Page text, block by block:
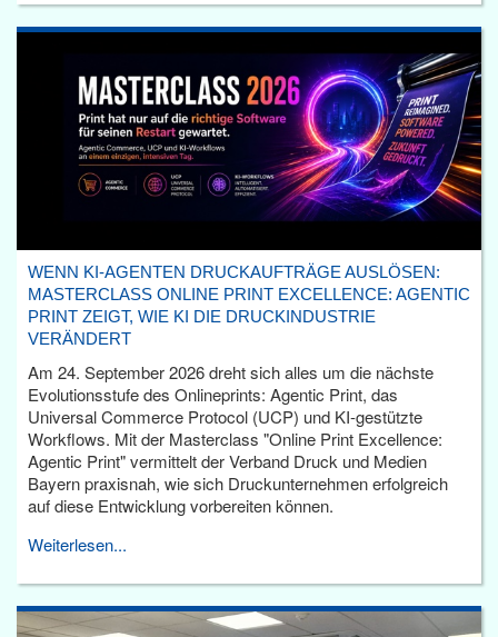
WENN KI-AGENTEN DRUCKAUFTRÄGE AUSLÖSEN:
MASTERCLASS ONLINE PRINT EXCELLENCE: AGENTIC
PRINT ZEIGT, WIE KI DIE DRUCKINDUSTRIE
VERÄNDERT
Am 24. September 2026 dreht sich alles um die nächste
Evolutionsstufe des Onlineprints: Agentic Print, das
Universal Commerce Protocol (UCP) und KI-gestützte
Workflows. Mit der Masterclass "Online Print Excellence:
Agentic Print" vermittelt der Verband Druck und Medien
Bayern praxisnah, wie sich Druckunternehmen erfolgreich
auf diese Entwicklung vorbereiten können.
Weiterlesen...